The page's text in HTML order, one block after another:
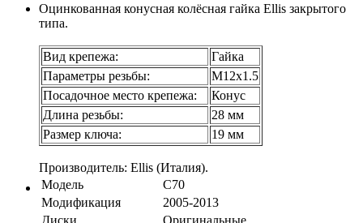
Оцинкованная конусная колёсная гайка Ellis закрытого
типа.
Вид крепежа:
Гайка
Параметры резьбы:
М12х1.5
Посадочное место крепежа:
Конус
Длина резьбы:
28 мм
Размер ключа:
19 мм
Производитель: Ellis (Италия).
Модель
C70
Модификация
2005-2013
Диски
Оригинальные